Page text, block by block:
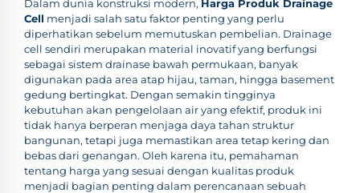
Dalam dunia konstruksi modern, Harga Produk Drainage
Cell menjadi salah satu faktor penting yang perlu
diperhatikan sebelum memutuskan pembelian. Drainage
cell sendiri merupakan material inovatif yang berfungsi
sebagai sistem drainase bawah permukaan, banyak
digunakan pada area atap hijau, taman, hingga basement
gedung bertingkat. Dengan semakin tingginya
kebutuhan akan pengelolaan air yang efektif, produk ini
tidak hanya berperan menjaga daya tahan struktur
bangunan, tetapi juga memastikan area tetap kering dan
bebas dari genangan. Oleh karena itu, pemahaman
tentang harga yang sesuai dengan kualitas produk
menjadi bagian penting dalam perencanaan sebuah